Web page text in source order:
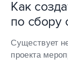
Как
по сбору
Существует
проекта